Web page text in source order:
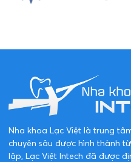
Nha khoa Lạc Việt là trung
chuyên sâu được hình thành
lập, Lạc Việt Intech đã được